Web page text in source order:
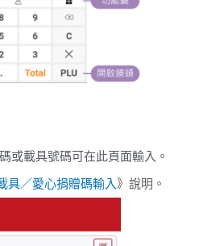
或載具號碼可在此頁面輸入。
具／愛心捐贈碼輸入》說明。